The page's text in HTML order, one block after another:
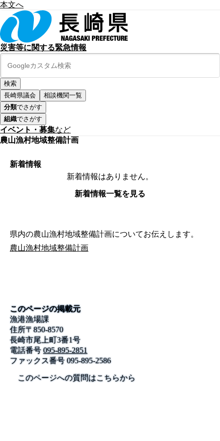
本文へ
災害等に関する緊急情報
長崎県議会
相談機関一覧
分類でさがす
組織でさがす
イベント・募集など
農山漁村地域整備計画
新着情報
新着情報はありません。
新着情報一覧を見る
県内の農山漁村地域整備計画についてお伝えします。
農山漁村地域整備計画
このページの掲載元
漁港漁場課
住所〒850-8570
長崎市尾上町3番1号
電話番号 095-895-2851
ファックス番号095-895-2586
このページへの質問はこちらから